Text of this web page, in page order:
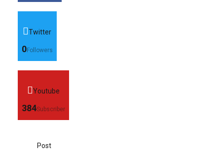
Twitter
0Followers
Youtube
384Subscriber
Post